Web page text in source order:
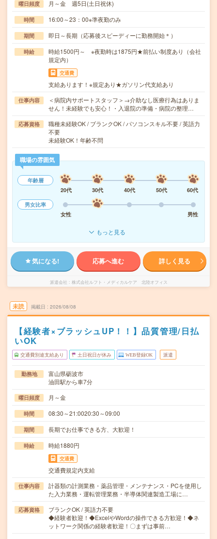
曜日頻度 月～金 週5日(土日祝休)
時間 16:00～23：00※準夜勤のみ
期間 即日～長期（応募後スピーディーに勤務開始＊）
時給
時給1500円～ ※夜勤時は1875円★前払い制度あり（会社
規定内）
交通費
支給あります！※規定あり★ガソリン代支給あり
仕事内容
＜病院内サポートスタッフ＞→介助なし医療行為はありま
せん！未経験でも安心！・入退院の準備・病院の整理…
応募資格
職種未経験OK / ブランクOK / パソコンスキル不要 / 英語力
不要
未経験OK！年齢不問
職場の雰囲気
年齢層
20代
30代 40代 50代
60代
男女比率
女性
男性
もっと見る
気になる! 応募へ進む 詳しく見る
派遣会社 株式会社ルフト・メディカルケア 北陸オフィス
未読 掲載日 2026/08/08
【経験者×ブラッシュUP！！】品質管理/日払
いOK
交通費別途支給あり 土日祝日が休み WEB登録OK 派遣
勤務地
富山県砺波市
油田駅から車7分
曜日頻度 月～金
時間 08:30～21:0020:30～09:00
期間 長期でお仕事できる方、大歓迎！
時給 時給1880円
交通費
交通費規定内支給
仕事内容
計器類の計測業務・薬品管理・メンテナンス・PCを使用し
た入力業務・運転管理業務・半導体関連製造工場に…
応募資格
ブランクOK / 英語力不要
◆経験者歓迎！◆ExcelやWordの操作できる方歓迎！◆ネ
ットワーク関係の経験者歓迎！〇まずは事前…